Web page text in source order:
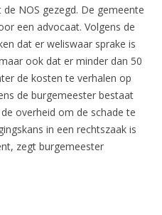
NOS gezegd. De gemeente
een advocaat. Volgens de
dat er weliswaar sprake is
ook dat er minder dan 50
de kosten te verhalen op
de burgemeester bestaat
overheid om de schade te
in een rechtszaak is
zegt burgemeester